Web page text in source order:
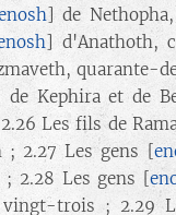
] de
] d'Anathoth,
quarante-
Kephira et de
Les fils de
2.27 Les gens [
2.28 Les gens [
trois ; 2.29